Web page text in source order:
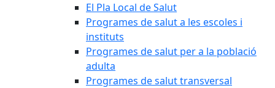
El Pla Local de Salut
Programes de salut a les escoles i
instituts
Programes de salut per a la població
adulta
Programes de salut transversal